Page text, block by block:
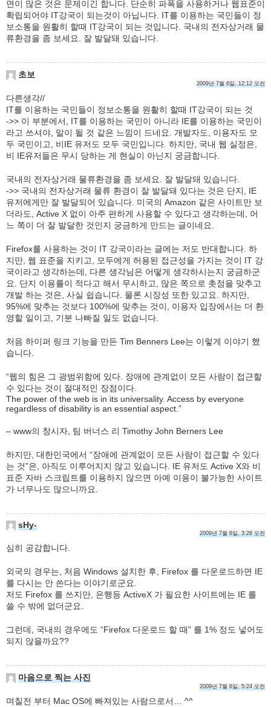
면이 많은 것은 문제이긴 합니다. 단순히 파폭을 사용하거나 웹표준이
확립되어야 IT강국이 되는것이 아닙니다. IT를 이용하는 국민들이 정
보소통을 원활히 할때 IT강국이 되는 것입니다. 국내의 전자상거래 물
류환경을 좀 보세요. 잘 발달돼 있습니다.
초보
2009년 7월 6일, 12:12 오전
다른생각//
IT를 이용하는 국민들이 정보소통을 원활히 할때 IT강국이 되는 것
->> 이 부분에서, IT를 이용하는 국민이 아니라 IE를 이용하는 국민이
라고 쓰셔야, 말이 될 것 같은 느낌이 드네요. 개발자도, 이용자도 모
두 국민이고, 비IE 유저도 모두 국민입니다. 하지만, 국내 웹 실정은,
비 IE유저들은 무시 당하는 게 현실이 아닌지 궁금합니다.
국내의 전자상거래 물류환경을 좀 보세요. 잘 발달돼 있습니다.
->> 국내의 전자상거래 물류 환경이 잘 발달돼 있다는 것은 단지, IE
유저에게만 잘 발달되어 있습니다. 미국의 Amazon 같은 사이트만 보
더라도, Active X 없이 아주 편하게 사용할 수 있다고 생각하는데, 어
느 쪽이 더 잘 발달한 것인지 궁금하게 만드는 글이네요.
Firefox를 사용하는 것이 IT 강국이라는 글에는 저도 반대합니다. 하
지만, 웹 표준을 지키고, 모두에게 허용된 접근성을 가지는 것이 IT 강
국이라고 생각하는데, 다른 생각님은 어떻게 생각하시는지 궁금하군
요. 단지 이용률이 적다고 해서 무시하고, 많은 쪽으로 촛점을 맞추고
개발 하는 것은, 사실 쉽습니다. 물론 시장성 또한 있고요. 하지만,
95%에 맞추는 것보다 100%에 맞추는 것이, 이용자 입장에서는 더 환
영할 일이고, 기분 나빠질 일도 없습니다.
처음 하이퍼 링크 기능을 만든 Tim Benners Lee는 이렇게 이야기 했
습니다.
“웹의 힘은 그 광범위함에 있다. 장애에 관계없이 모든 사람이 접근할
수 있다는 것이 절대적인 장점이다.
The power of the web is in its universality. Access by everyone
regardless of disability is an essential aspect.”
– www의 창시자, 팀 버너스 리 Timothy John Berners Lee
하지만, 대한민국에서 “장애에 관계없이 모든 사람이 접근할 수 있다
는 것”은, 아직도 이루어지지 않고 있습니다. IE 유저도 Active X와 비
표준 자바 스크립트를 이용하지 않으면 아예 이용이 불가능한 사이트
가 너무나도 많으니까요.
sHy-
2009년 7월 6일, 3:26 오전
심히 공감합니다.
외국의 경우는, 처음 Windows 설치한 후, Firefox 를 다운로드하면 IE
를 다시는 안 쓴다는 이야기로군요.
저도 Firefox 를 쓰지만, 은행등 ActiveX 가 필요한 사이트에는 IE 를
쓸 수 밖에 없더군요.
그런데, 국내의 경우에도 “Firefox 다운로드 할 때” 를 1% 정도 넣어도
되지 않을까요??
마음으로 찍는 사진
2009년 7월 6일, 5:24 오전
며칠전 부터 Mac OS에 빠져있는 사람으로서… ^^